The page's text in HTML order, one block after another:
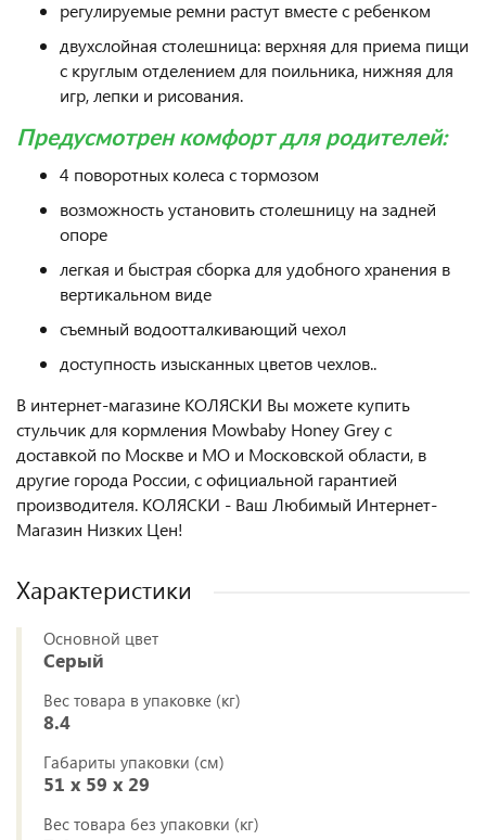
регулируемые ремни растут вместе с ребенком
двухслойная столешница: верхняя для приема пищи
с круглым отделением для поильника, нижняя для
игр, лепки и рисования.
Предусмотрен комфорт для родителей:
4 поворотных колеса с тормозом
возможность установить столешницу на задней
опоре
легкая и быстрая сборка для удобного хранения в
вертикальном виде
съемный водоотталкивающий чехол
доступность изысканных цветов чехлов..
В интернет-магазине КОЛЯСКИ Вы можете купить
стульчик для кормления Mowbaby Honey Grey с
доставкой по Москве и МО и Московской области, в
другие города России, с официальной гарантией
производителя. КОЛЯСКИ - Ваш Любимый Интернет-
Магазин Низких Цен!
Характеристики
Основной цвет
Серый
Вес товара в упаковке (кг)
8.4
Габариты упаковки (см)
51 x 59 x 29
Вес товара без упаковки (кг)